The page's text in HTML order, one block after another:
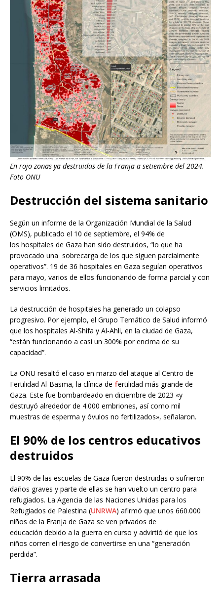
En rojo zonas ya destruidas de la Franja a setiembre del 2024.
Foto ONU
Destrucción del sistema sanitario
Según un informe de la Organización Mundial de la Salud
(OMS), publicado el 10 de septiembre, el 94% de
los hospitales de Gaza han sido destruidos, “lo que ha
provocado una sobrecarga de los que siguen parcialmente
operativos”. 19 de 36 hospitales en Gaza seguían operativos
para mayo, varios de ellos funcionando de forma parcial y con
servicios limitados.
La destrucción de hospitales ha generado un colapso
progresivo. Por ejemplo, el Grupo Temático de Salud informó
que los hospitales Al-Shifa y Al-Ahli, en la ciudad de Gaza,
“están funcionando a casi un 300% por encima de su
capacidad”.
La ONU resaltó el caso en marzo del ataque al Centro de
Fertilidad Al-Basma, la clínica de fertilidad más grande de
Gaza. Este fue bombardeado en diciembre de 2023 «y
destruyó alrededor de 4.000 embriones, así como mil
muestras de esperma y óvulos no fertilizados», señalaron.
El 90% de los centros educativos
destruidos
El 90% de las escuelas de Gaza fueron destruidas o sufrieron
daños graves y parte de ellas se han vuelto un centro para
refugiados. La Agencia de las Naciones Unidas para los
Refugiados de Palestina (UNRWA) afirmó que unos 660.000
niños de la Franja de Gaza se ven privados de
educación debido a la guerra en curso y advirtió de que los
niños corren el riesgo de convertirse en una “generación
perdida”.
Tierra arrasada